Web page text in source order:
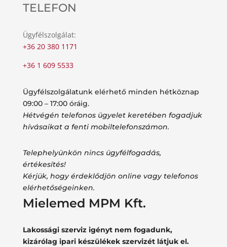
TELEFON
Ügyfélszolgálat:
+36 20 380 1171
+36 1 609 5533
Ügyfélszolgálatunk elérhető minden hétköznap
09:00 – 17:00 óráig.
Hétvégén telefonos ügyelet keretében fogadjuk
hívásaikat a fenti mobiltelefonszámon.
Telephelyünkön nincs ügyfélfogadás,
értékesítés!
Kérjük, hogy érdeklődjön online vagy telefonos
elérhetőségeinken.
Mielemed MPM Kft.
Lakossági szerviz igényt nem fogadunk,
kizárólag ipari készülékek szervizét látjuk el.